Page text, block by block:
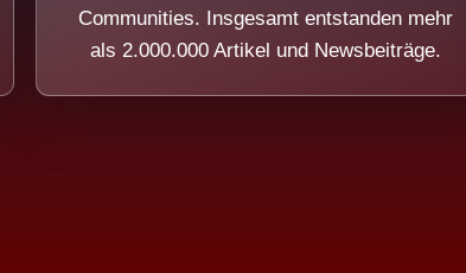
Communities. Insgesamt entstanden mehr
als 2.000.000 Artikel und Newsbeiträge.